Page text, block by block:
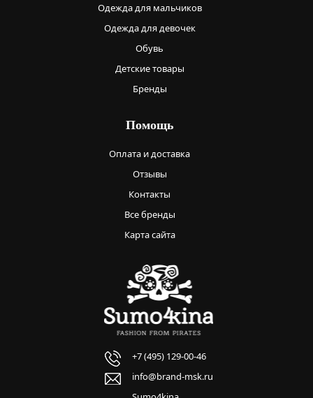
Одежда для мальчиков
Одежда для девочек
Обувь
Детские товары
Бренды
Помощь
Оплата и доставка
Отзывы
Контакты
Все бренды
Карта сайта
+7 (495) 129-00-46
info@brand-msk.ru